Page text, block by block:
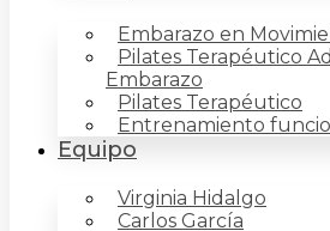
Embarazo en
Pilates Terapéutico
Embarazo
Pilates Terapéutico
Entrenamiento
Equipo
Virginia Hidalgo
Carlos García